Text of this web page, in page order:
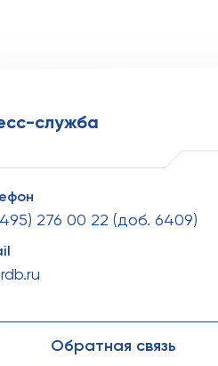
служба
276 00 22 (доб. 6409)
Обратная связь